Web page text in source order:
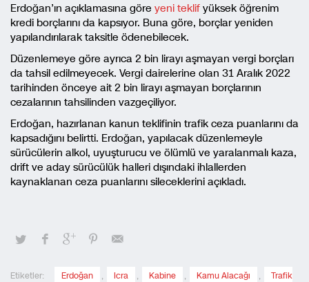
Erdoğan’ın açıklamasına göre yeni teklif yüksek öğrenim
kredi borçlarını da kapsıyor. Buna göre, borçlar yeniden
yapılandırılarak taksitle ödenebilecek.
Düzenlemeye göre ayrıca 2 bin lirayı aşmayan vergi borçları
da tahsil edilmeyecek. Vergi dairelerine olan 31 Aralık 2022
tarihinden önceye ait 2 bin lirayı aşmayan borçlarının
cezalarının tahsilinden vazgeçiliyor.
Erdoğan, hazırlanan kanun teklifinin trafik ceza puanlarını da
kapsadığını belirtti. Erdoğan, yapılacak düzenlemeyle
sürücülerin alkol, uyuşturucu ve ölümlü ve yaralanmalı kaza,
drift ve aday sürücülük halleri dışındaki ihlallerden
kaynaklanan ceza puanlarını sileceklerini açıkladı.
Etiketler: Erdoğan , Icra , Kabine , Kamu Alacağı , Trafik